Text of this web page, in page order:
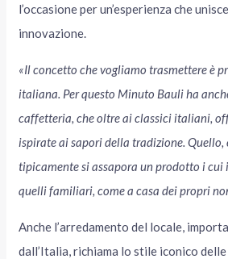
l’occasione per un’esperienza che
innovazione.
«Il concetto che vogliamo trasmettere è
italiana. Per questo Minuto Bauli ha
caffetteria, che oltre ai classici italiani,
ispirate ai sapori della tradizione. Quello,
tipicamente si assapora un prodotto i
quelli familiari, come a casa dei propri
Anche l’arredamento del locale,
dall’Italia, richiama lo stile iconico